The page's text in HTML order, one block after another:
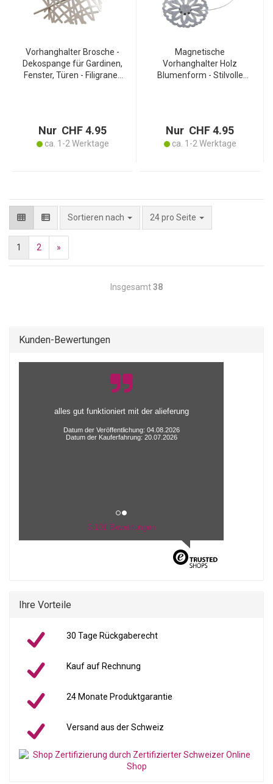
Vorhanghalter Brosche -
Dekospange für Gardinen,
Fenster, Türen - Filigranes
Nur CHF 4.95
ca. 1-2 Werktage
Magnetische
Vorhanghalter Holz
Blumenform - Stilvolle
Nur CHF 4.95
ca. 1-2 Werktage
Sortieren nach 24 pro Seite
1 2 »
Insgesamt38
Kunden-Bewertungen
alles gut funktioniert mit der alieferung
Datum der Veröffentlichung: 04.08.2026
Datum der Kauferfahrung: 20.07.2026
5.101 Bewertungen
Ihre Vorteile
30 Tage Rückgaberecht
Kauf auf Rechnung
24 Monate Produktgarantie
Versand aus der Schweiz